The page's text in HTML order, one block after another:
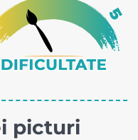
picturi